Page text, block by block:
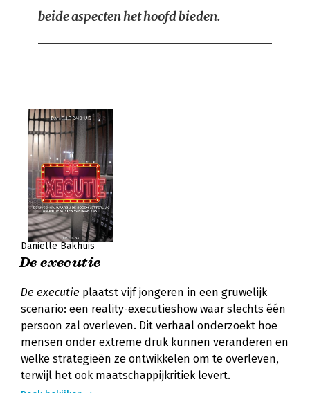
beide aspecten het hoofd bieden.
Daniëlle Bakhuis
De executie
De executie plaatst vijf jongeren in een gruwelijk
scenario: een reality-executieshow waar slechts één
persoon zal overleven. Dit verhaal onderzoekt hoe
mensen onder extreme druk kunnen veranderen en
welke strategieën ze ontwikkelen om te overleven,
terwijl het ook maatschappijkritiek levert.